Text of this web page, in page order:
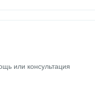
или консультация